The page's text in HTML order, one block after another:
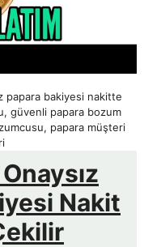
papara bakiyesi nakitte
güvenli papara bozum
papara müşteri
Nakit